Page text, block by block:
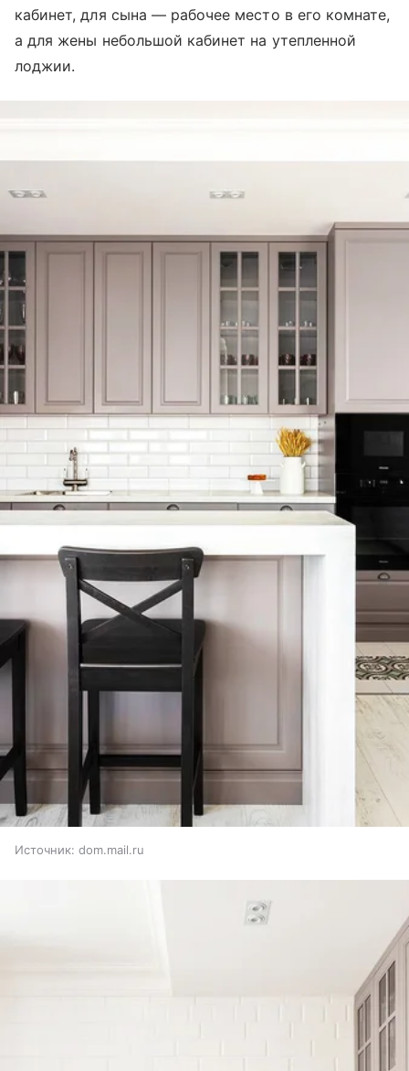
кабинет, для сына — рабочее место в его комнате,
а для жены небольшой кабинет на утепленной
лоджии.
Источник: dom.mail.ru